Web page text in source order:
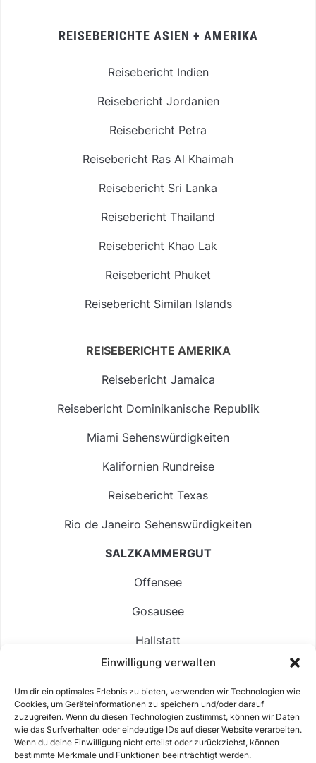
Einwilligung verwalten
Um dir ein optimales Erlebnis zu bieten, verwenden wir Technologien wie
Cookies, um Geräteinformationen zu speichern und/oder darauf
zuzugreifen. Wenn du diesen Technologien zustimmst, können wir Daten
wie das Surfverhalten oder eindeutige IDs auf dieser Website verarbeiten.
Wenn du deine Einwilligung nicht erteilst oder zurückziehst, können
bestimmte Merkmale und Funktionen beeinträchtigt werden.
REISEBERICHTE ASIEN + AMERIKA
Reisebericht Indien
Reisebericht Jordanien
Reisebericht Petra
Reisebericht Ras Al Khaimah
Reisebericht Sri Lanka
Reisebericht Thailand
Reisebericht Khao Lak
Reisebericht Phuket
Reisebericht Similan Islands
REISEBERICHTE AMERIKA
Reisebericht Jamaica
Reisebericht Dominikanische Republik
Miami Sehenswürdigkeiten
Kalifornien Rundreise
Reisebericht Texas
Rio de Janeiro Sehenswürdigkeiten
SALZKAMMERGUT
Offensee
Gosausee
Hallstatt
Langbathsee
Altausseer See
Hintersee